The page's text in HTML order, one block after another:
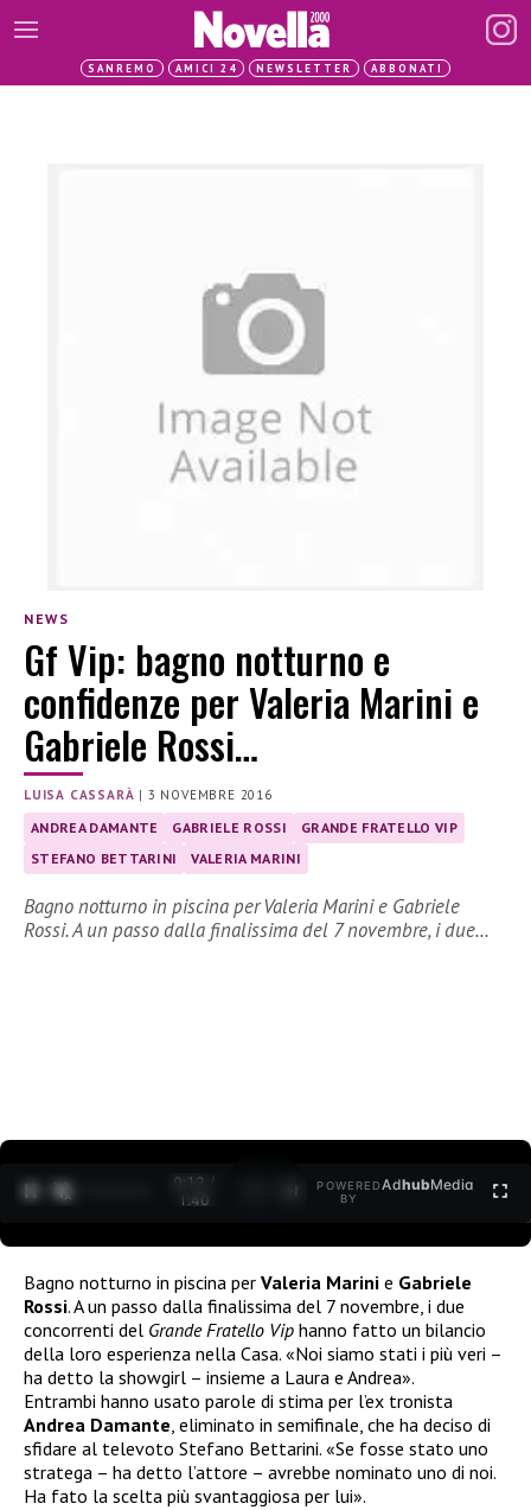
SANREMO AMICI 24 NEWSLETTER ABBONATI
NEWS
Gf Vip: bagno notturno e
confidenze per Valeria Marini e
Gabriele Rossi…
LUISA CASSARÀ | 3 NOVEMBRE 2016
ANDREA DAMANTE GABRIELE ROSSI
GRANDE FRATELLO VIP
STEFANO BETTARINI
VALERIA MARINI
Bagno notturno in piscina per Valeria Marini e Gabriele
Rossi. A un passo dalla finalissima del 7 novembre, i due…
0:12 /
1:40
POWERED
BY
AdhubMedia
Bagno notturno in piscina per Valeria Marini e Gabriele
Rossi. A un passo dalla finalissima del 7 novembre, i due
concorrenti del Grande Fratello Vip hanno fatto un bilancio
della loro esperienza nella Casa. «Noi siamo stati i più veri –
ha detto la showgirl – insieme a Laura e Andrea».
Entrambi hanno usato parole di stima per l’ex tronista
Andrea Damante , eliminato in semifinale, che ha deciso di
sfidare al televoto Stefano Bettarini. «Se fosse stato uno
stratega – ha detto l’attore – avrebbe nominato uno di noi.
Ha fato la scelta più svantaggiosa per lui».